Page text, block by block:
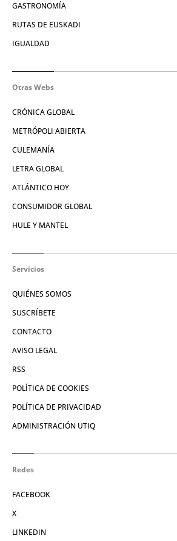
GASTRONOMÍA
RUTAS DE EUSKADI
IGUALDAD
Otras Webs
CRÓNICA GLOBAL
METRÓPOLI ABIERTA
CULEMANÍA
LETRA GLOBAL
ATLÁNTICO HOY
CONSUMIDOR GLOBAL
HULE Y MANTEL
Servicios
QUIÉNES SOMOS
SUSCRÍBETE
CONTACTO
AVISO LEGAL
RSS
POLÍTICA DE COOKIES
POLÍTICA DE PRIVACIDAD
ADMINISTRACIÓN UTIQ
Redes
FACEBOOK
X
LINKEDIN